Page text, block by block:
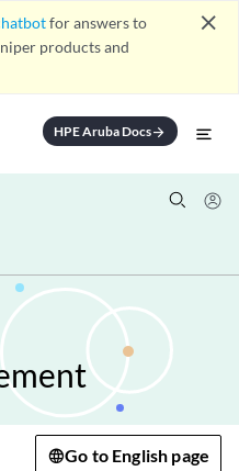
for answers to
products and
close
HPE Aruba Docsarrow_forward
Go to English page